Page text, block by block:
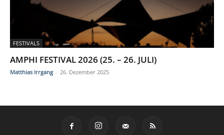
FESTIVALS
AMPHI FESTIVAL 2026 (25. – 26. JULI)
Matthias Irrgang - 26. Dezember 2025